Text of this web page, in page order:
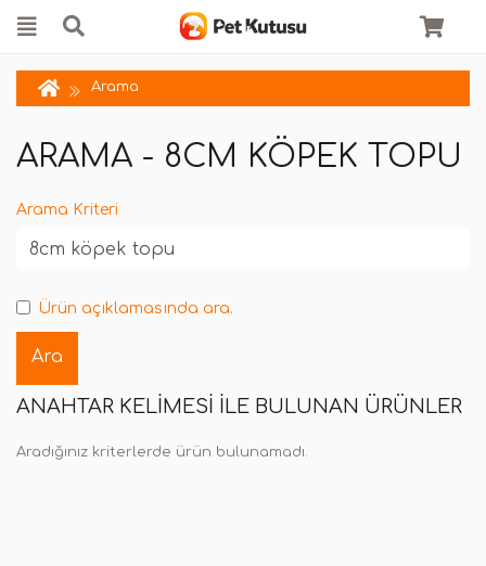
Arama
ARAMA - 8CM KÖPEK TOPU
Arama Kriteri
Ürün açıklamasında ara.
ANAHTAR KELIMESI ILE BULUNAN ÜRÜNLER
Aradığınız kriterlerde ürün bulunamadı.